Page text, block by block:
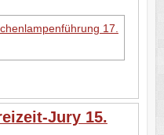
Jury 15.